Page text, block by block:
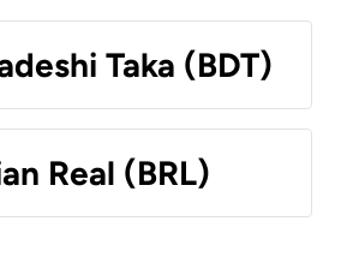
Taka (BDT)
Real (BRL)